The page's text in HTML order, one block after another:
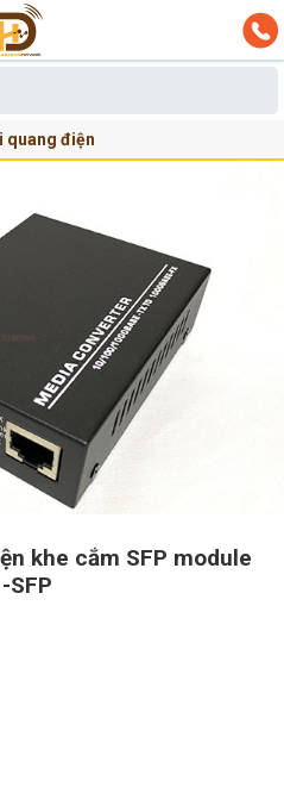
quang điện
khe cắm SFP module
SFP